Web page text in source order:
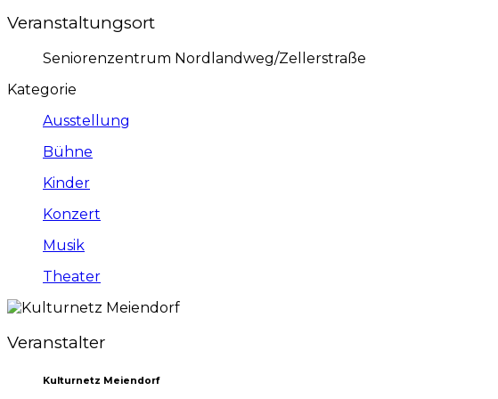
Veranstaltungsort
Seniorenzentrum Nordlandweg/Zellerstraße
Kategorie
Ausstellung
Bühne
Kinder
Konzert
Musik
Theater
Veranstalter
Kulturnetz Meiendorf